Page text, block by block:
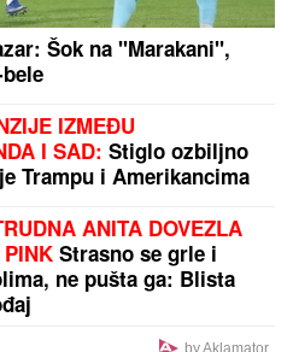
Reala! Veliko pojačanje
by Aklamator